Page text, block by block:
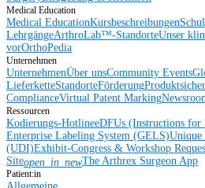
Medical Education
Medical EducationKursbeschreibungen
LehrgängeArthroLab™-StandorteUnser
vorOrthoPedia
Unternehmen
UnternehmenÜber unsCommunity Events
LieferketteStandorteFörderung
ComplianceVirtual Patent Marking
Ressourcen
Kodierungs-HotlineeDFUs (Instructions for
Enterprise Labeling System (GELS)
(UDI)Exhibit-Congress & Workshop
Siteopen_in_newThe Arthrex Surgeon App
Patient:in